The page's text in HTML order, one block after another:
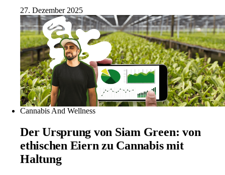
27. Dezember 2025
Cannabis And Wellness
Der Ursprung von Siam Green: von
ethischen Eiern zu Cannabis mit
Haltung